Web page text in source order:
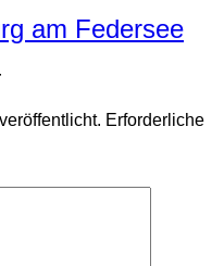
am Federsee
Erforderliche